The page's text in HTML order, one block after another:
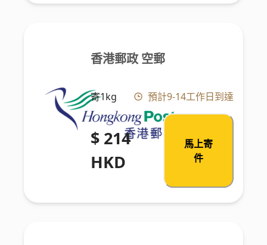
香港郵政 空郵
寄1kg 預計9-14工作日到達
$ 214
HKD
馬上寄
件